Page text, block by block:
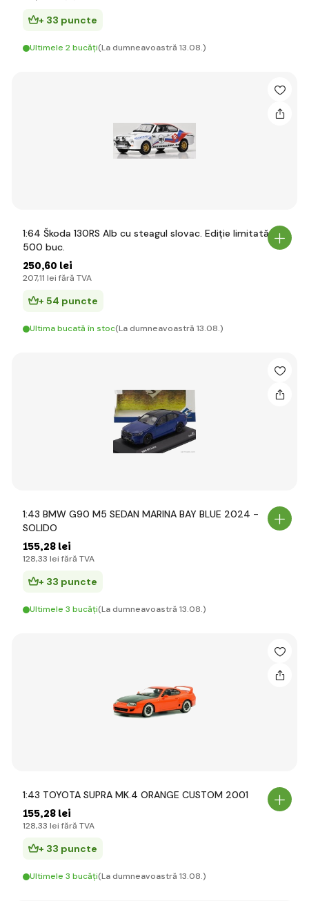
+ 33 puncte
Ultimele 2 bucăți(La dumneavoastră 13.08.)
1:64 Škoda 130RS Alb cu steagul slovac. Ediție limitată
500 buc.
250,60 lei
207,11 lei fără TVA
+ 54 puncte
Ultima bucată în stoc(La dumneavoastră 13.08.)
1:43 BMW G90 M5 SEDAN MARINA BAY BLUE 2024 -
SOLIDO
155,28 lei
128,33 lei fără TVA
+ 33 puncte
Ultimele 3 bucăți(La dumneavoastră 13.08.)
1:43 TOYOTA SUPRA MK.4 ORANGE CUSTOM 2001
155,28 lei
128,33 lei fără TVA
+ 33 puncte
Ultimele 3 bucăți(La dumneavoastră 13.08.)